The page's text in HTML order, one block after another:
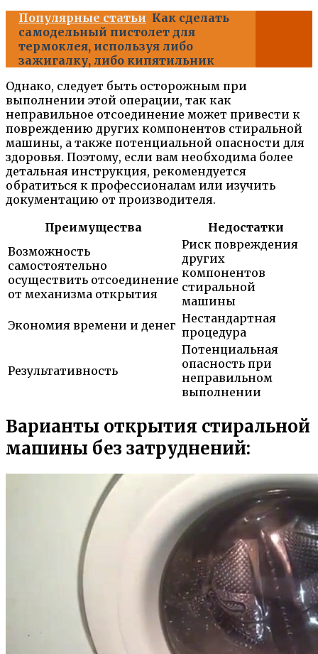
Популярные статьи Как сделать
самодельный пистолет для
термоклея, используя либо
зажигалку, либо кипятильник
Однако, следует быть осторожным при
выполнении этой операции, так как
неправильное отсоединение может привести к
повреждению других компонентов стиральной
машины, а также потенциальной опасности для
здоровья. Поэтому, если вам необходима более
детальная инструкция, рекомендуется
обратиться к профессионалам или изучить
документацию от производителя.
Преимущества
Недостатки
Возможность
самостоятельно
осуществить отсоединение
от механизма открытия
Риск повреждения
других
компонентов
стиральной
машины
Экономия времени и денег Нестандартная
процедура
Результативность
Потенциальная
опасность при
неправильном
выполнении
Варианты открытия стиральной
машины без затруднений: